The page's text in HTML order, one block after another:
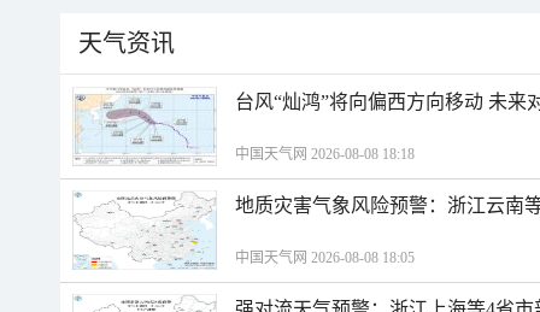
天气资讯
台风“灿鸿”将向偏西方向移动 未来
中国天气网 2026-08-08 18:18
地质灾害气象风险预警：浙江云南
中国天气网 2026-08-08 18:05